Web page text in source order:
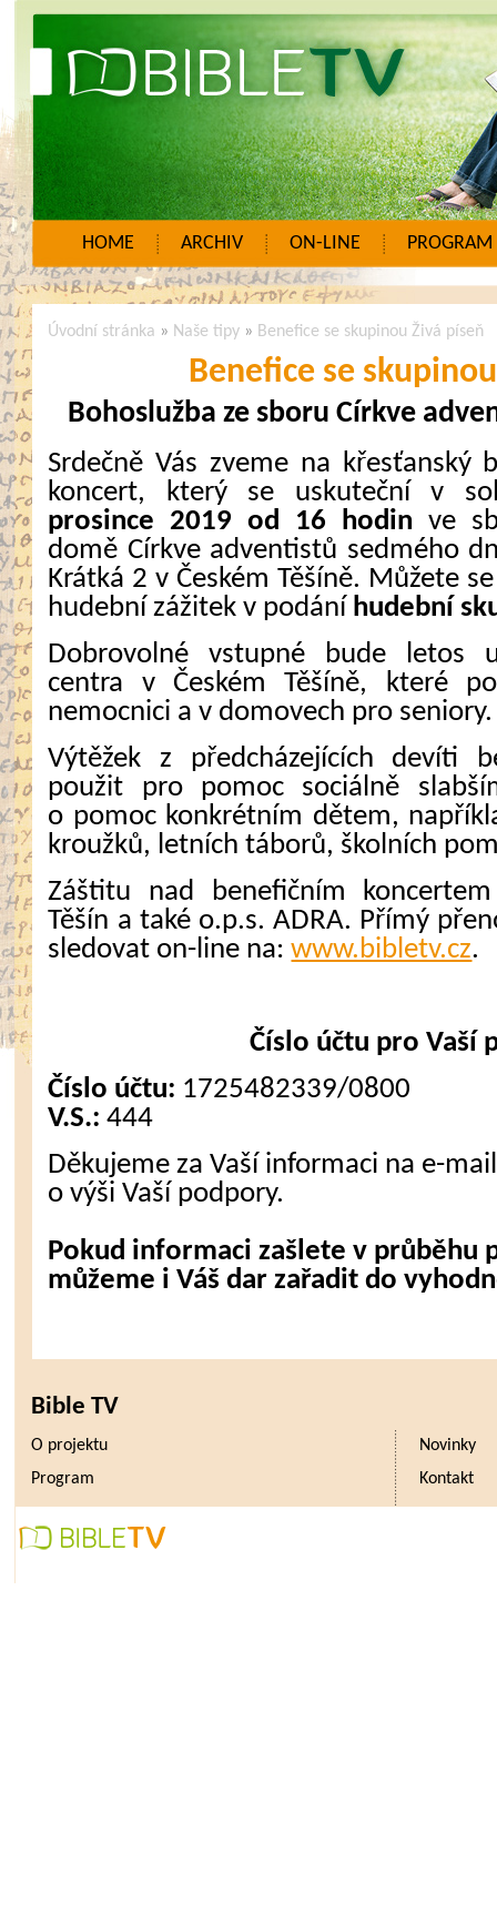
HOME ARCHIV ON-LINE PROGRAM
Úvodní stránka » Naše tipy » Benefice se skupinou Živá píseň
Benefice se
Bohoslužba ze sboru Církve
Srdečně Vás zveme na křesťanský
koncert, který se uskuteční v
prosince 2019 od 16 hodin ve
domě Církve adventistů sedmého
Krátká 2 v Českém Těšíně. Můžete
hudební zážitek v podání hudební
Dobrovolné vstupné bude letos
centra v Českém Těšíně, které
nemocnici a v domovech pro seniory.
Výtěžek z předcházejících devíti
použit pro pomoc sociálně
o pomoc konkrétním dětem,
kroužků, letních táborů, školních
Záštitu nad benefičním
Těšín a také o.p.s. ADRA. Přímý
sledovat on-line na:www.bibletv.cz.
Číslo účtu pro Vaší
Číslo účtu: 1725482339/0800
V.S.: 444
Děkujeme za Vaší informaci na e-
o výši Vaší podpory.
Pokud informaci zašlete v průběhu
můžeme i Váš dar zařadit do
Bible TV
O projektu
Novinky
Program
Kontakt